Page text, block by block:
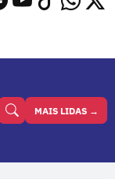
MAIS LIDAS →